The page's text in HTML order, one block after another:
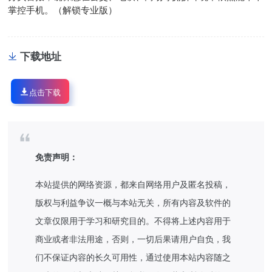
掌控手机。（解锁专业版）
下载地址
点击下载
免责声明：
本站提供的网络资源，都来自网络用户及匿名投稿，
版权与利益争议一概与本站无关，所有内容及软件的
文章仅限用于学习和研究目的。不得将上述内容用于
商业或者非法用途，否则，一切后果请用户自负，我
们不保证内容的长久可用性，通过使用本站内容随之